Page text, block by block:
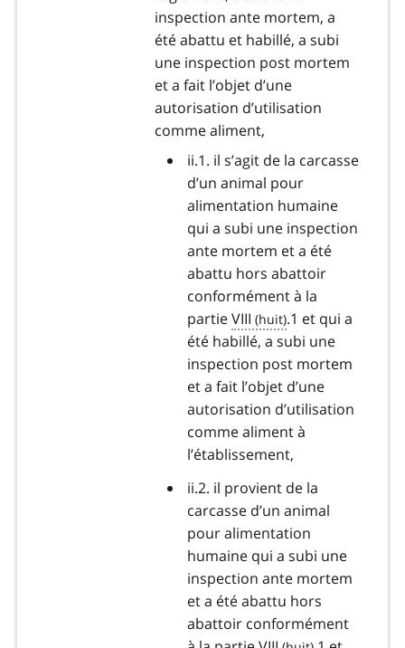
inspection ante mortem, a
été abattu et habillé, a subi
une inspection post mortem
et a fait l’objet d’une
autorisation d’utilisation
comme aliment,
ii.1. il s’agit de la carcasse
d’un animal pour
alimentation humaine
qui a subi une inspection
ante mortem et a été
abattu hors abattoir
conformément à la
partieVIII
.1 et qui a
été habillé, a subi une
inspection post mortem
et a fait l’objet d’une
autorisation d’utilisation
comme aliment à
l’établissement,
ii.2. il provient de la
carcasse d’un animal
pour alimentation
humaine qui a subi une
inspection ante mortem
et a été abattu hors
abattoir conformément